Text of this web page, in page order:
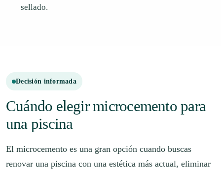
sellado.
Decisión informada
Cuándo elegir microcemento para
una piscina
El microcemento es una gran opción cuando buscas
renovar una piscina con una estética más actual, eliminar